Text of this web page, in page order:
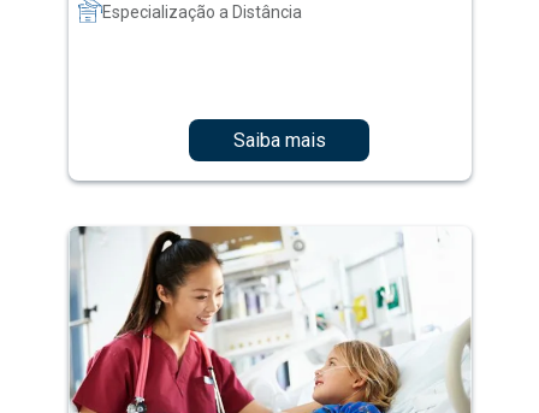
Especialização a Distância
Saiba mais